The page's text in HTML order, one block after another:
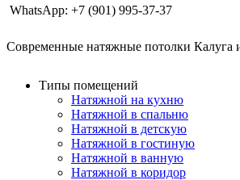
WhatsApp: +7 (901) 995-37-37
Современные натяжные потолки Калуга
Типы помещений
Натяжной на кухню
Натяжной в спальню
Натяжной в детскую
Натяжной в гостиную
Натяжной в ванную
Натяжной в коридор